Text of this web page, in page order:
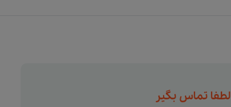
لطفا تماس بگیر